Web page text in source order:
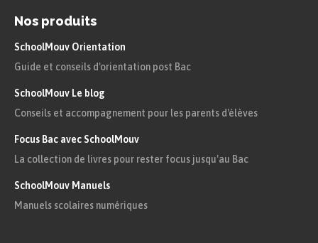
Nos produits
SchoolMouv Orientation
Guide et conseils d'orientation post Bac
SchoolMouv Le blog
Conseils et accompagnement pour les parents d'élèves
Focus Bac avec SchoolMouv
La collection de livres pour rester focus jusqu'au Bac
SchoolMouv Manuels
Manuels scolaires numériques